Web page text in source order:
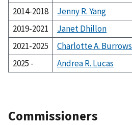
2014-2018
Jenny R. Yang
2019-2021
Janet Dhillon
2021-2025
Charlotte A. Burrows
2025 -
Andrea R. Lucas
Commissioners